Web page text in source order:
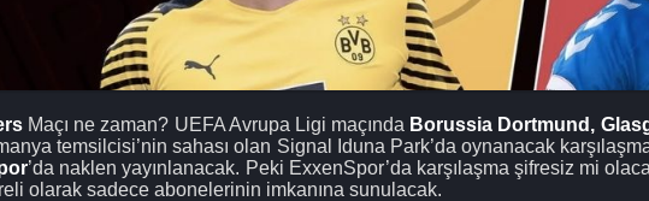
Maçı ne zaman? UEFA Avrupa Ligi maçında Borussia Dortmund,
temsilcisi’nin sahası olan Signal Iduna Park’da oynanacak
’da naklen yayınlanacak. Peki ExxenSpor’da karşılaşma şifresiz mi
olarak sadece abonelerinin imkanına sunulacak.